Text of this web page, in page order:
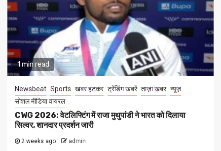
1 min read
Newsbeat Sports खबर हटकर ट्रेंडिंग खबरें ताज़ा ख़बर न्यूज़
सोशल मीडिया वायरल
CWG 2026: वेटलिफ्टिंग में राजा मुथुपांडी ने भारत को दिलाया
सिल्वर, शानदार प्रदर्शन जारी
2 weeks ago admin